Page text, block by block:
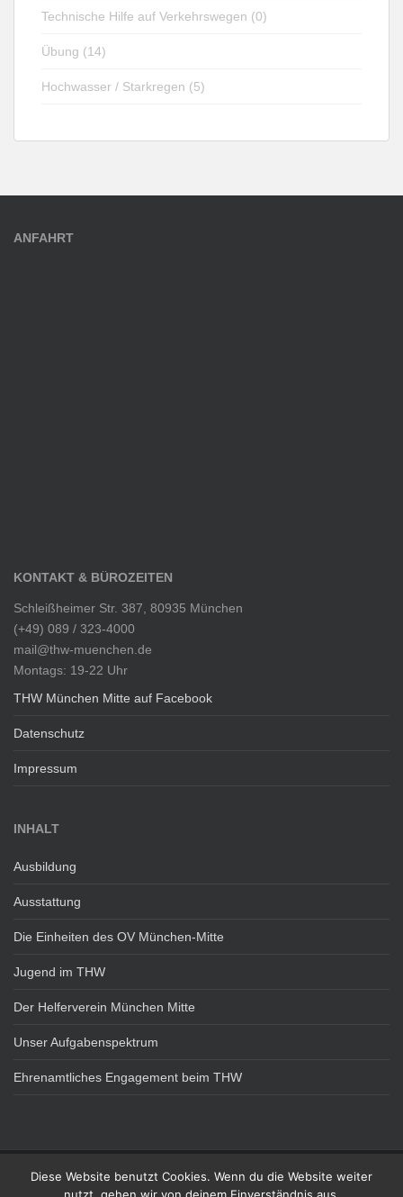
Technische Hilfe auf Verkehrswegen (0)
Übung (14)
Hochwasser / Starkregen (5)
ANFAHRT
KONTAKT & BÜROZEITEN
Schleißheimer Str. 387, 80935 München
(+49) 089 / 323-4000
mail@thw-muenchen.de
Montags: 19-22 Uhr
THW München Mitte auf Facebook
Datenschutz
Impressum
INHALT
Ausbildung
Ausstattung
Die Einheiten des OV München-Mitte
Jugend im THW
Der Helferverein München Mitte
Unser Aufgabenspektrum
Ehrenamtliches Engagement beim THW
DATENSCHUTZ IMPRESSUM
Diese Website benutzt Cookies. Wenn du die Website weiter